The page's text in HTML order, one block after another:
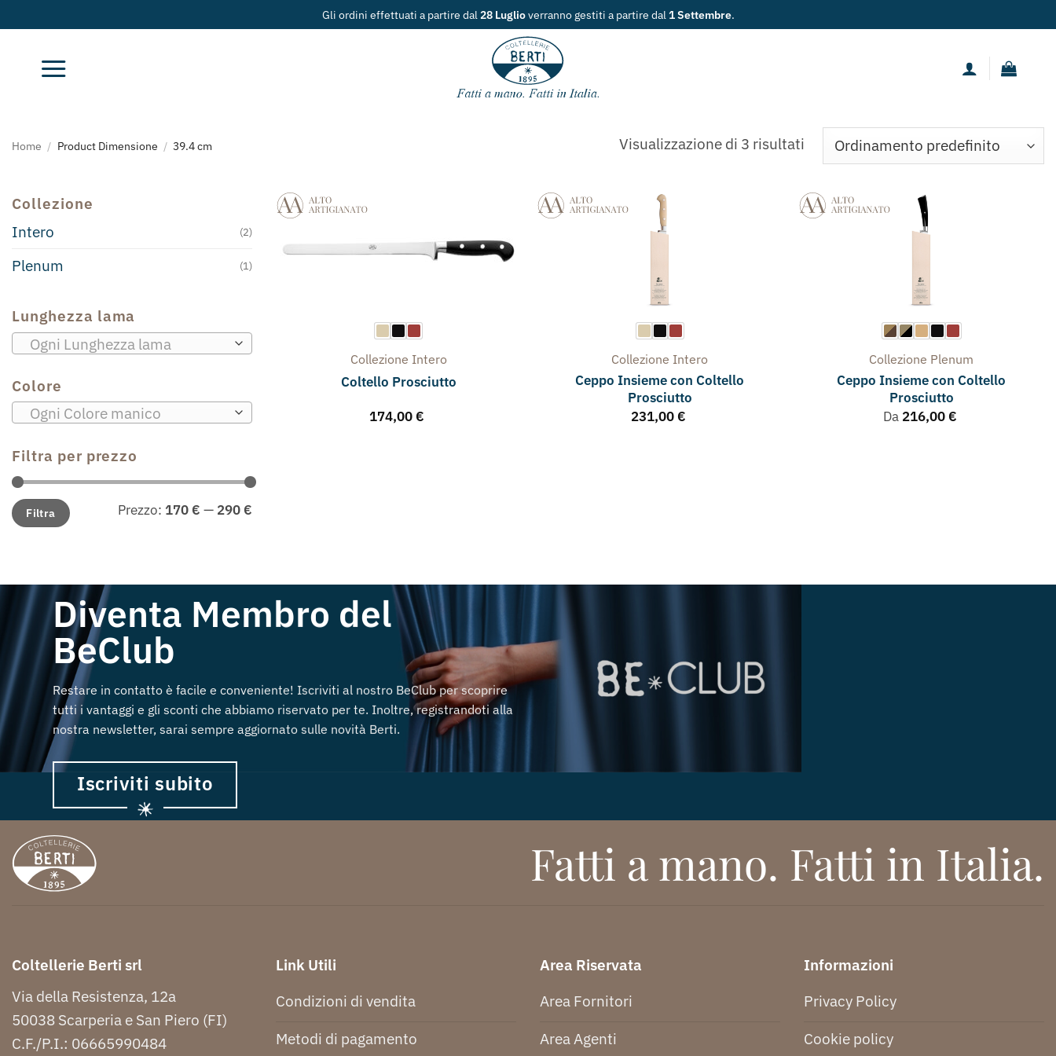
ai
contenuti
Gli ordini effettuati a partire dal28 Luglioverranno gestiti a partire dal1 Settembre.
Home / Product Dimensione / 39.4 cm Visualizzazione di 3 risultati
Collezione
Intero
(2)
Plenum (1)
Lunghezza lama
Ogni Lunghezza lama
Colore
Ogni Colore manico
Filtra per prezzo
Prezzo
Min
Prezzo
MaxFiltra Prezzo: 170 € — 290 €
Collezione Intero
Coltello Prosciutto
174,00 €
Collezione Intero
Ceppo Insieme con Coltello
Prosciutto
231,00 €
Collezione Plenum
Ceppo Insieme con Coltello
Prosciutto
Da 216,00 €
Diventa Membro del
BeClub
Restare in contatto è facile e conveniente! Iscriviti al nostro BeClub per scoprire
tutti i vantaggi e gli sconti che abbiamo riservato per te. Inoltre, registrandoti alla
nostra newsletter, sarai sempre aggiornato sulle novità Berti.
Iscriviti subito
Fatti a mano. Fatti in Italia.
Coltellerie Berti srl
Via della Resistenza, 12a
50038 Scarperia e San Piero (FI)
C.F./P.I.: 06665990484
Link Utili
Condizioni di vendita
Metodi di pagamento
Area Riservata
Area Fornitori
Area Agenti
Informazioni
Privacy Policy
Cookie policy